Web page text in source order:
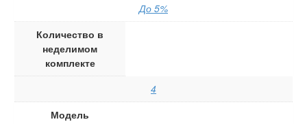
До 5%
Количество в
неделимом
комплекте
4
Модель